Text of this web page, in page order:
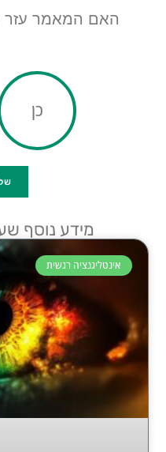
האם המאמר עזר
כן
מידע נוסף
אינטליגנציה רגשית